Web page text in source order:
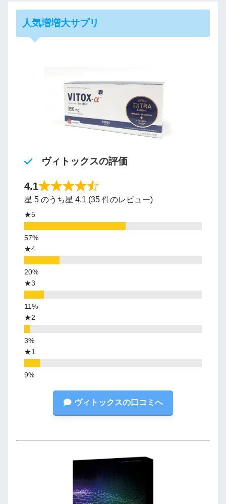
人気増増大サプリ
ヴィトックスの評価
4.1
星 5 のうち星 4.1 (35 件のレビュー)
★5
★4
★3
★2
★1
ヴィトックスの口コミへ